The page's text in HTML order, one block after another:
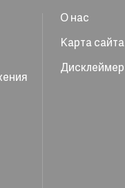
О нас
Карта сайта
Дисклеймер